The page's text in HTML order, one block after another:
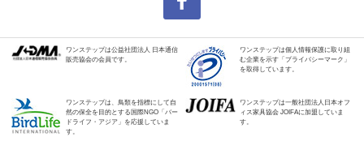
ワンステップは公益社団法人 日本通信
販売協会の会員です。
ワンステップは個人情報保護に取り組
む企業を示す「プライバシーマーク」
を取得しています。
ワンステップは、鳥類を指標にして自
然の保全を目的とする国際NGO「バー
ドライフ・アジア」を応援していま
す。
ワンステップは一般社団法人日本オフ
ィス家具協会 JOIFAに加盟していま
す。